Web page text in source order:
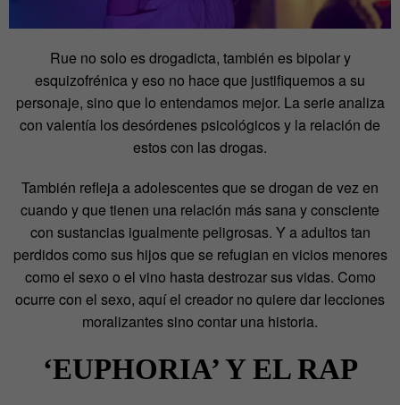
Rue no solo es drogadicta, también es bipolar y
esquizofrénica y eso no hace que justifiquemos a su
personaje, sino que lo entendamos mejor. La serie analiza
con valentía los desórdenes psicológicos y la relación de
estos con las drogas.
También refleja a adolescentes que se drogan de vez en
cuando y que tienen una relación más sana y consciente
con sustancias igualmente peligrosas. Y a adultos tan
perdidos como sus hijos que se refugian en vicios menores
como el sexo o el vino hasta destrozar sus vidas. Como
ocurre con el sexo, aquí el creador no quiere dar lecciones
moralizantes sino contar una historia.
‘EUPHORIA’ Y EL RAP